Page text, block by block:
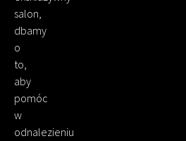
salon,
dbamy
o
to,
aby
pomóc
w
odnalezieniu